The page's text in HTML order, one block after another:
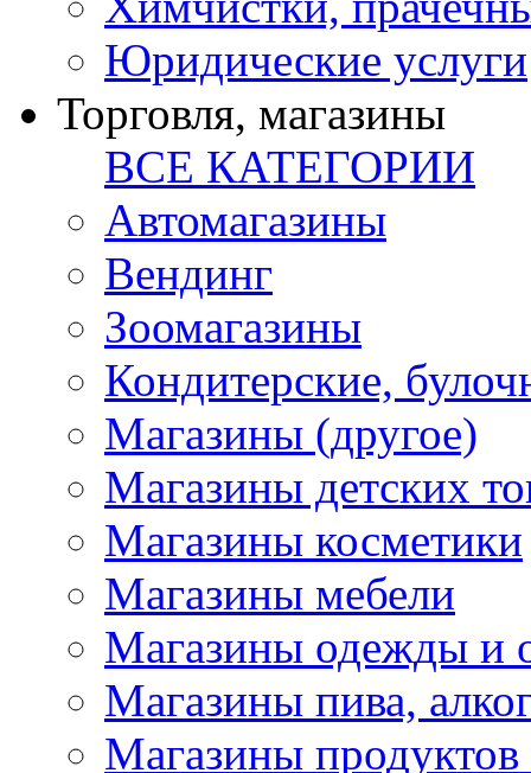
Юридические услуги
Торговля, магазины
ВСЕ КАТЕГОРИИ
Автомагазины
Вендинг
Зоомагазины
Кондитерские,
Магазины (другое)
Магазины детских
Магазины косметики
Магазины мебели
Магазины одежды и
Магазины пива,
Магазины продуктов